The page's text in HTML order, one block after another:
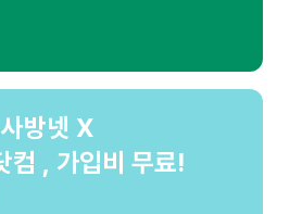
방넷 X
컴 , 가입비 무료!